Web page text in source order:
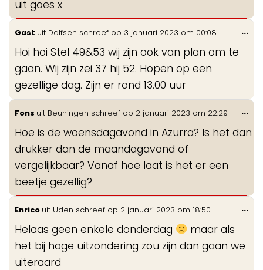
uit goes x
Gast uit Dalfsen schreef op 3 januari 2023 om 00:08
Hoi hoi Stel 49&53 wij zijn ook van plan om te
gaan. Wij zijn zei 37 hij 52. Hopen op een
gezellige dag. Zijn er rond 13.00 uur
...
Fons uit Beuningen schreef op 2 januari 2023 om 22:29
Hoe is de woensdagavond in Azurra? Is het dan
drukker dan de maandagavond of
vergelijkbaar? Vanaf hoe laat is het er een
beetje gezellig?
...
Enrico uit Uden schreef op 2 januari 2023 om 18:50
Helaas geen enkele donderdag
maar als
het bij hoge uitzondering zou zijn dan gaan we
uiteraard
...